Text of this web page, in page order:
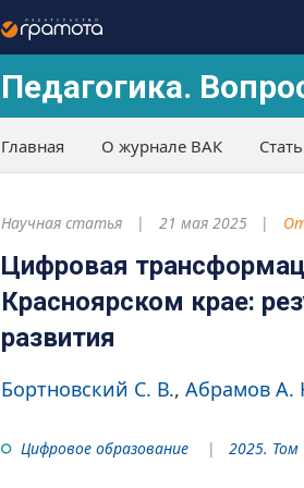
Педагогика.
Главная О журнале ВАК
Научная статья 21 мая 2025
Цифровая
Красноярском крае:
развития
Бортновский С. В. Абрамов А.
Цифровое образование 2025. Том